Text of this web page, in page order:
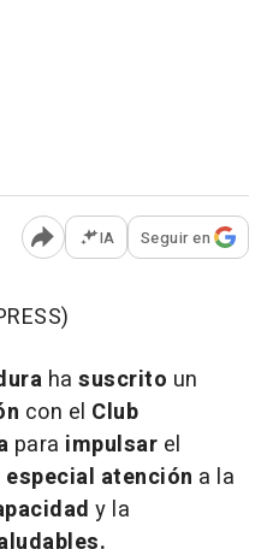
Abrir opciones para
IA Seguir en
ha suscrito un
con el Club
para impulsar el
especial atención a la
y la